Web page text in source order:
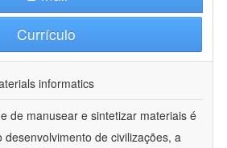
Currículo
informatics
de manusear e sintetizar materiais é
de civilizações, a